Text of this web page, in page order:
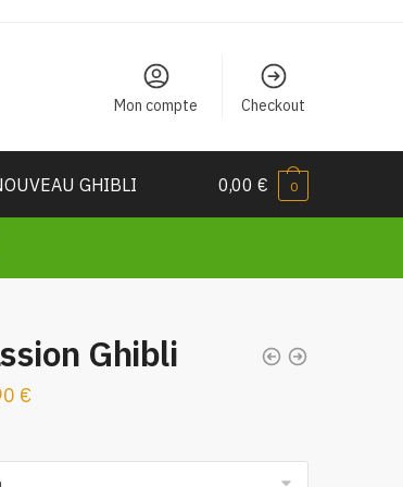
Mon compte Checkout
GHIBLI 0,00€ 0
Ghibli
€Plage
prix :